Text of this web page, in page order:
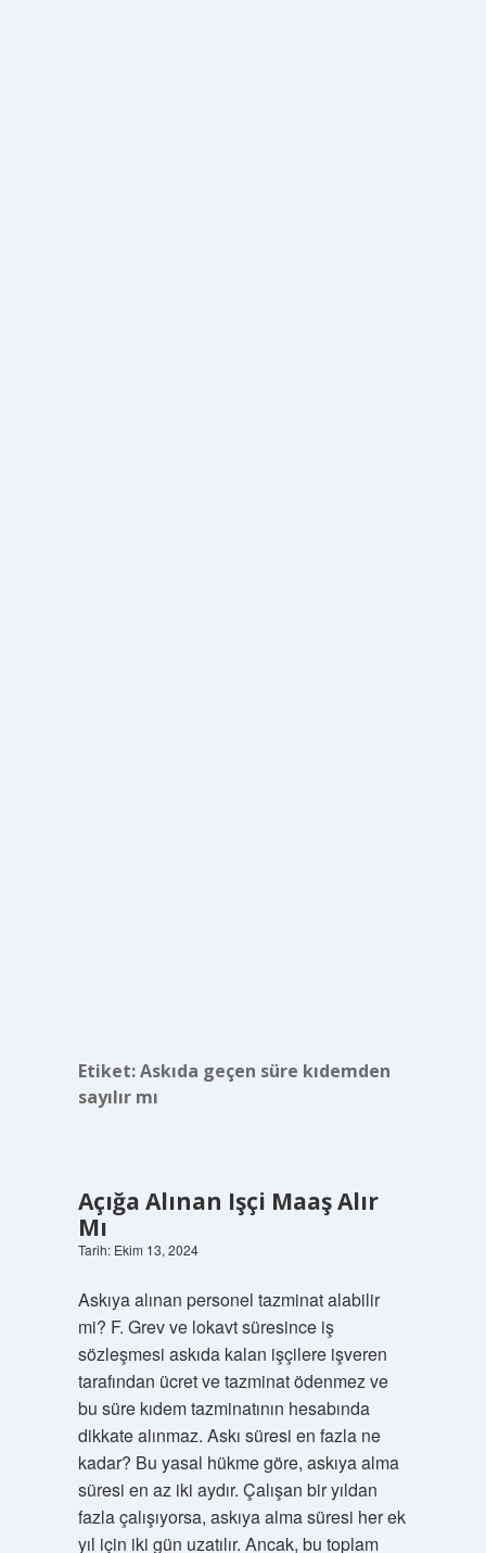
Etiket:Askıda geçen süre kıdemden
sayılır mı
Açığa Alınan Işçi Maaş Alır
Mı
Tarih: Ekim 13, 2024
Askıya alınan personel tazminat alabilir
mi? F. Grev ve lokavt süresince iş
sözleşmesi askıda kalan işçilere işveren
tarafından ücret ve tazminat ödenmez ve
bu süre kıdem tazminatının hesabında
dikkate alınmaz. Askı süresi en fazla ne
kadar? Bu yasal hükme göre, askıya alma
süresi en az iki aydır. Çalışan bir yıldan
fazla çalışıyorsa, askıya alma süresi her ek
yıl için iki gün uzatılır. Ancak, bu toplam